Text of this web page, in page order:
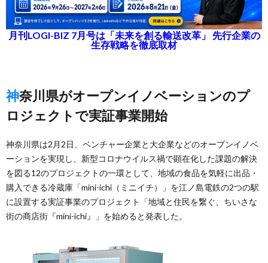
月刊LOGI-BIZ 7月号は「未来を創る輸送改革」 先行企業の
生存戦略を徹底取材
神奈川県がオープンイノベーションのプ
ロジェクトで実証事業開始
神奈川県は2月2日、ベンチャー企業と大企業などのオープンイノベ
ーションを実現し、新型コロナウイルス禍で顕在化した課題の解決
を図る12のプロジェクトの一環として、地域の食品を気軽に出品・
購入できる冷蔵庫「mini-ichi（ミニイチ）」を江ノ島電鉄の2つの駅
に設置する実証事業のプロジェクト「地域と住民を繋ぐ、ちいさな
街の商店街『mini-ichi』」を始めると発表した。